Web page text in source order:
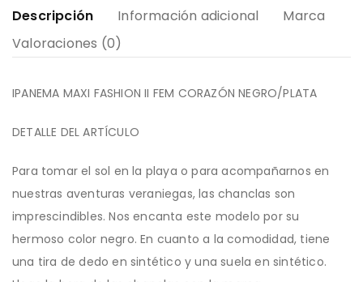
Descripción Información adicional
Marca
Valoraciones (0)
IPANEMA MAXI FASHION II FEM CORAZÓN NEGRO/PLATA
DETALLE DEL ARTÍCULO
Para tomar el sol en la playa o para acompañarnos en
nuestras aventuras veraniegas, las chanclas son
imprescindibles. Nos encanta este modelo por su
hermoso color negro. En cuanto a la comodidad, tiene
una tira de dedo en sintético y una suela en sintético.